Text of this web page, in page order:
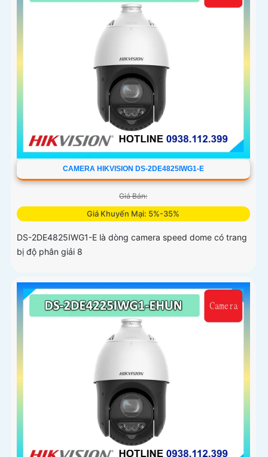
CAMERA HIKVISION DS-2DE4825IWG1-E
Giá Bán:
Giá Khuyến Mại: 5%-35%
DS-2DE4825IWG1-E là dòng camera speed dome có trang
bị độ phân giải 8